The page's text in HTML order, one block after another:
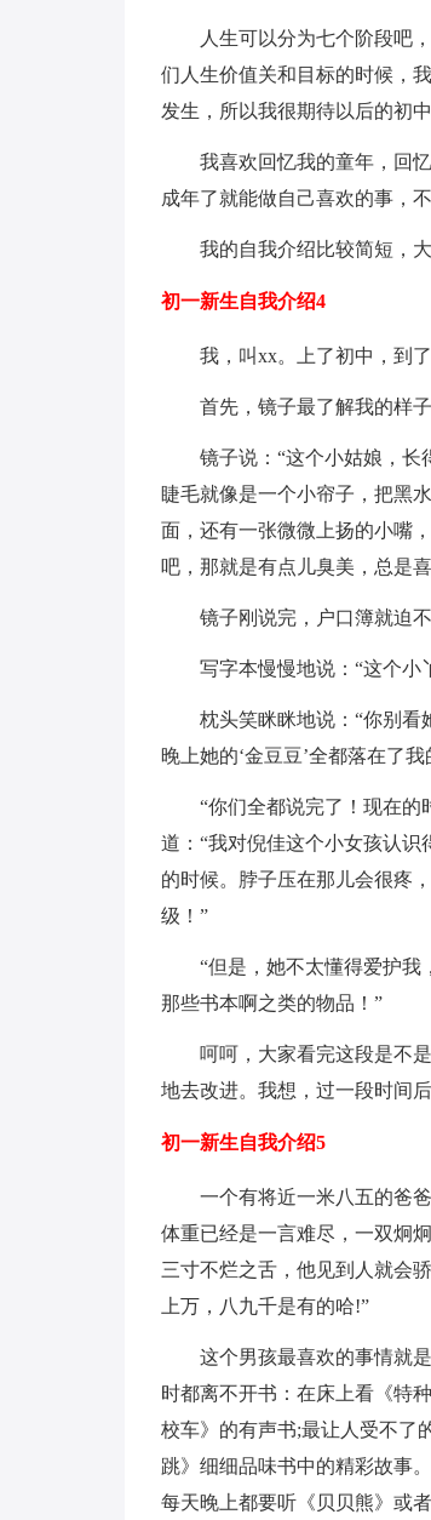
人生可以分为七个阶段吧
们人生价值关和目标的时候，
发生，所以我很期待以后的初中
我喜欢回忆我的童年，回
成年了就能做自己喜欢的事，
我的自我介绍比较简短，
初一新生自我介绍4
我，叫xx。上了初中，到
首先，镜子最了解我的样
镜子说：“这个小姑娘，长
睫毛就像是一个小帘子，把黑
面，还有一张微微上扬的小嘴
吧，那就是有点儿臭美，总是
镜子刚说完，户口簿就迫
写字本慢慢地说：“这个小
枕头笑眯眯地说：“你别看
晚上她的‘金豆豆’全都落在了
“你们全都说完了！现在的
道：“我对倪佳这个小女孩认
的时候。脖子压在那儿会很疼
级！”
“但是，她不太懂得爱护
那些书本啊之类的物品！”
呵呵，大家看完这段是不
地去改进。我想，过一段时间
初一新生自我介绍5
一个有将近一米八五的爸
体重已经是一言难尽，一双炯
三寸不烂之舌，他见到人就会
上万，八九千是有的哈!”
这个男孩最喜欢的事情就
时都离不开书：在床上看《特
校车》的有声书;最让人受不了
跳》细细品味书中的精彩故事
每天晚上都要听《贝贝熊》或